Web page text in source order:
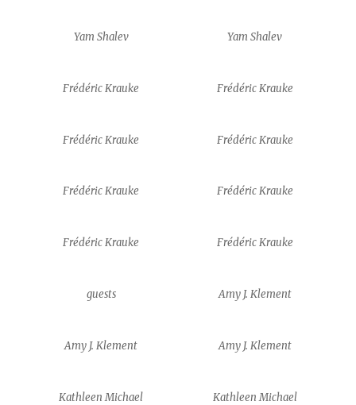
Yam Shalev Yam Shalev
Frédéric Krauke Frédéric Krauke
Frédéric Krauke Frédéric Krauke
Frédéric Krauke Frédéric Krauke
Frédéric Krauke Frédéric Krauke
guests Amy J. Klement
Amy J. Klement Amy J. Klement
Kathleen Michael Kathleen Michael